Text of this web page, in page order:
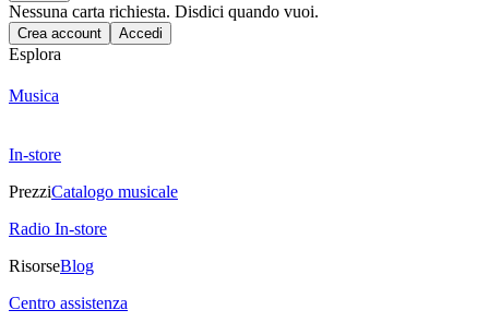
Nessuna carta richiesta. Disdici quando vuoi.
Crea account Accedi
Esplora
Musica
In-store
PrezziCatalogo musicale
Radio In-store
RisorseBlog
Centro assistenza